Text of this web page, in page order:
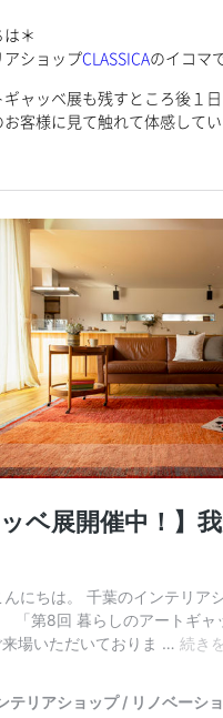
＊
ショップCLASSICAのイコマ
ャッベ展も残すところ後１日
客様に見て触れて体感してい